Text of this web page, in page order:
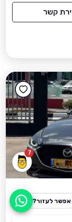
קשר
7
אפשר לעזור?